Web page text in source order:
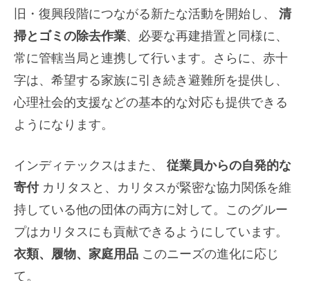
旧・復興段階につながる新たな活動を開始し、 清
掃とゴミの除去作業、必要な再建措置と同様に、
常に管轄当局と連携して行います。さらに、赤十
字は、希望する家族に引き続き避難所を提供し、
心理社会的支援などの基本的な対応も提供できる
ようになります。
インディテックスはまた、 従業員からの自発的な
寄付カリタスと、カリタスが緊密な協力関係を維
持している他の団体の両方に対して。このグルー
プはカリタスにも貢献できるようにしています。
衣類、履物、家庭用品 このニーズの進化に応じ
て。